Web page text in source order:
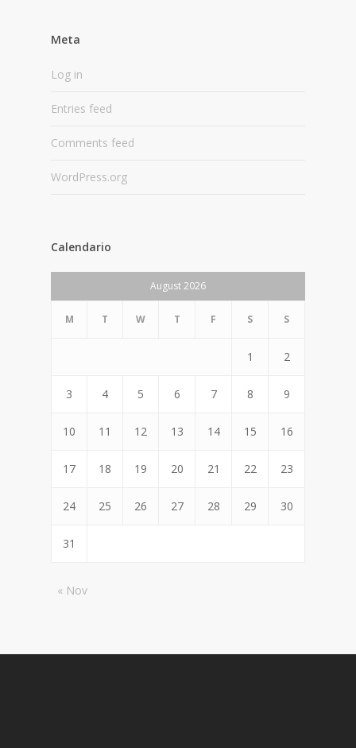
Meta
Log in
Entries feed
Comments feed
WordPress.org
Calendario
August 2026
M T W T F S S
1 2
3 4 5 6 7 8 9
10 11 12 13 14 15 16
17 18 19 20 21 22 23
24 25 26 27 28 29 30
31
« Nov